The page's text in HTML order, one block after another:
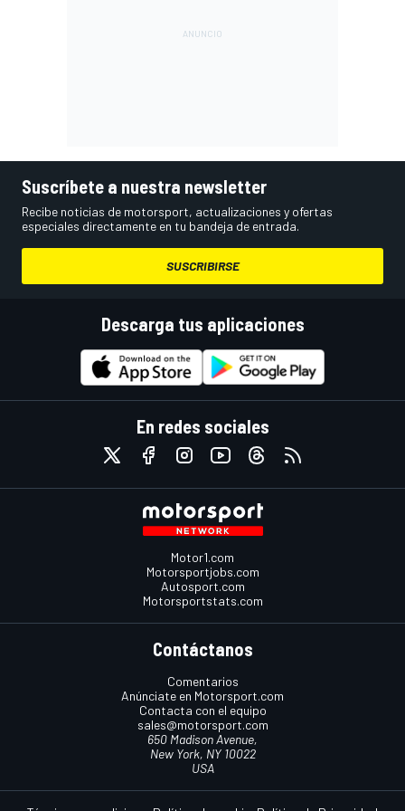
Suscríbete a nuestra newsletter
Recibe noticias de motorsport, actualizaciones y ofertas
especiales directamente en tu bandeja de entrada.
SUSCRIBIRSE
Descarga tus aplicaciones
En redes sociales
Motor1.com
Motorsportjobs.com
Autosport.com
Motorsportstats.com
Contáctanos
Comentarios
Anúnciate en Motorsport.com
Contacta con el equipo
sales@motorsport.com
650 Madison Avenue,
New York, NY 10022
USA